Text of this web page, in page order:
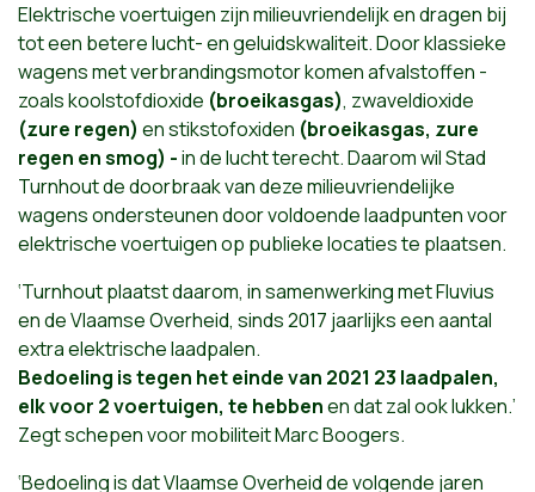
Elektrische voertuigen zijn milieuvriendelijk en dragen bij
tot een betere lucht- en geluidskwaliteit. Door klassieke
wagens met verbrandingsmotorkomen afvalstoffen -
zoalskoolstofdioxide (broeikasgas), zwaveldioxide
(zure regen) enstikstofoxiden (broeikasgas, zure
regen en smog) -in de lucht terecht.Daarom wil Stad
Turnhout de doorbraak van deze milieuvriendelijke
wagens ondersteunen door voldoende laadpunten voor
elektrische voertuigen op publieke locaties te plaatsen.
‘Turnhout plaatst daarom, in samenwerking met Fluvius
en de Vlaamse Overheid, sinds 2017 jaarlijks een aantal
extra elektrische laadpalen.
Bedoeling is tegen het einde van 2021 23 laadpalen,
elk voor 2 voertuigen, te hebbenen dat zal ook lukken.’
Zegt schepen voor mobiliteit Marc Boogers.
‘Bedoeling is dat Vlaamse Overheid de volgende jaren